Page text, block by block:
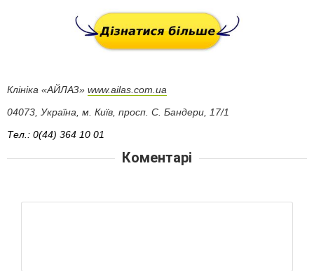
Клініка «АЙЛАЗ» www.ailas.com.ua
04073, Україна, м. Київ, просп. С. Бандери, 17/1
Тел.: 0(44) 364 10 01
Коментарі